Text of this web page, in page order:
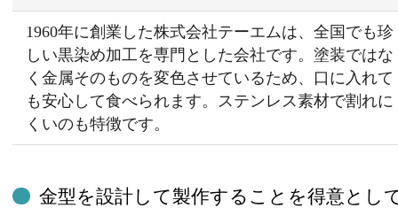
1960年に創業した株式会社テーエムは、全国でも珍
しい黒染め加工を専門とした会社です。塗装ではな
く金属そのものを変色させているため、口に入れて
も安心して食べられます。ステンレス素材で割れに
くいのも特徴です。
金型を設計して製作することを得意とし